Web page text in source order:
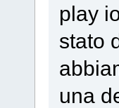
play
stato
una